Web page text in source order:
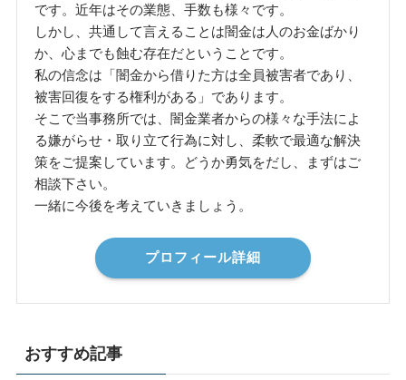
です。近年はその業態、手数も様々です。
しかし、共通して言えることは闇金は人のお金ばかり
か、心までも蝕む存在だということです。
私の信念は「闇金から借りた方は全員被害者であり、
被害回復をする権利がある」であります。
そこで当事務所では、闇金業者からの様々な手法によ
る嫌がらせ・取り立て行為に対し、柔軟で最適な解決
策をご提案しています。どうか勇気をだし、まずはご
相談下さい。
一緒に今後を考えていきましょう。
プロフィール詳細
おすすめ記事